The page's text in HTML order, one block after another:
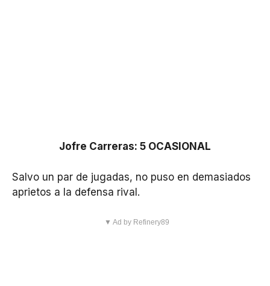
Jofre Carreras: 5 OCASIONAL
Salvo un par de jugadas, no puso en demasiados
aprietos a la defensa rival.
▼ Ad by Refinery89